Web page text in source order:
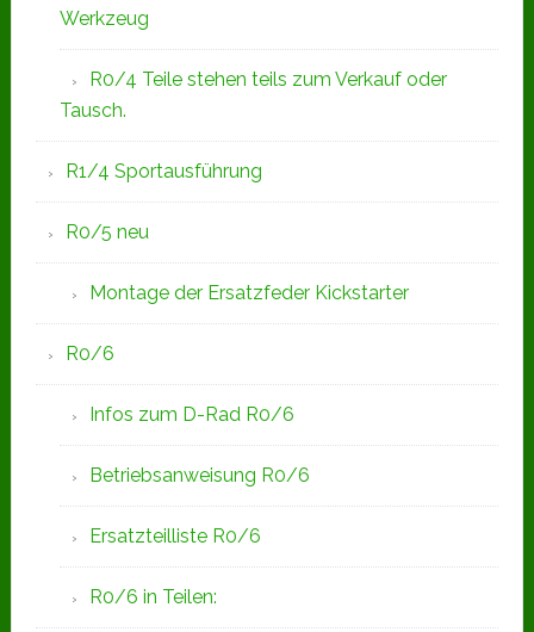
Werkzeug
R0/4 Teile stehen teils zum Verkauf oder
Tausch.
R1/4 Sportausführung
R0/5 neu
Montage der Ersatzfeder Kickstarter
R0/6
Infos zum D-Rad R0/6
Betriebsanweisung R0/6
Ersatzteilliste R0/6
R0/6 in Teilen: